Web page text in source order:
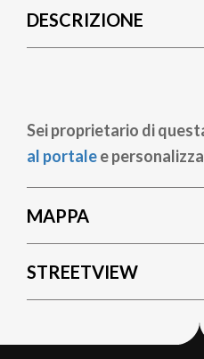
pane
DESCRIZIONE
Sei proprietario di
al portalee
MAPPA
STREETVIEW